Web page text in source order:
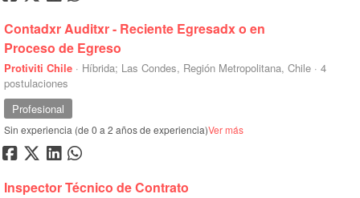
Contadxr Auditxr - Reciente Egresadx o en
Proceso de Egreso
Protiviti Chile · Híbrida; Las Condes, Región Metropolitana, Chile · 4
postulaciones
Profesional
Sin experiencia (de 0 a 2 años de experiencia)Ver más
Inspector Técnico de Contrato